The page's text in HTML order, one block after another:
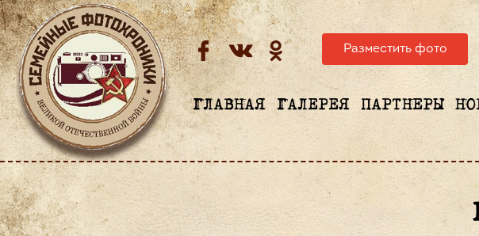
Разместить фото
ГЛАВНАЯ ГАЛЕРЕЯ ПАРТНЕРЫ